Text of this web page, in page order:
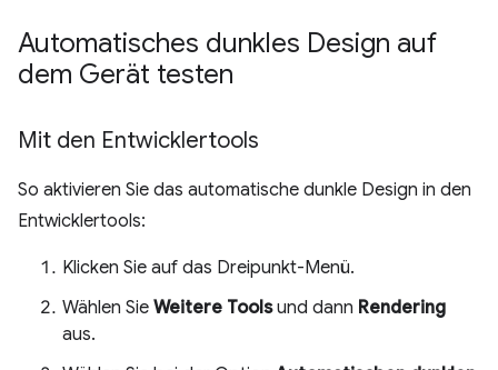
Automatisches dunkles Design auf
dem Gerät testen
Mit den Entwicklertools
So aktivieren Sie das automatische dunkle Design in den
Entwicklertools:
Klicken Sie auf das Dreipunkt-Menü.
Wählen Sie Weitere Toolsund dann Rendering
aus.